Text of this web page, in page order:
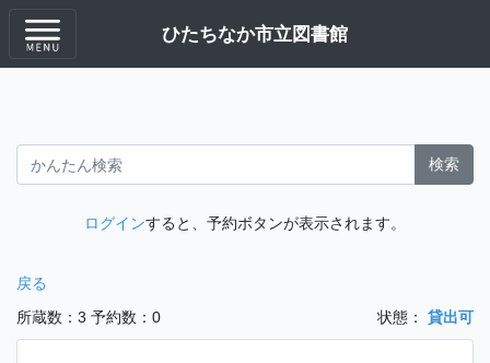
ひたちなか市立図書館
検索
ログインすると、予約ボタンが表示されます。
戻る
所蔵数：3 予約数：0 状態： 貸出可